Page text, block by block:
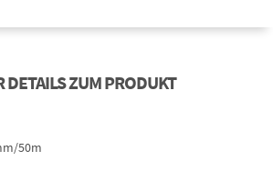
DETAILS ZUM PRODUKT
50m